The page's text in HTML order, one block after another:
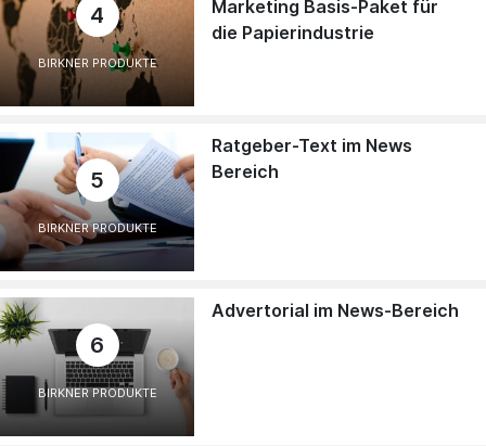
4
BIRKNER PRODUKTE
Marketing Basis-Paket für
die Papierindustrie
5
BIRKNER PRODUKTE
Ratgeber-Text im News
Bereich
6
BIRKNER PRODUKTE
Advertorial im News-Bereich